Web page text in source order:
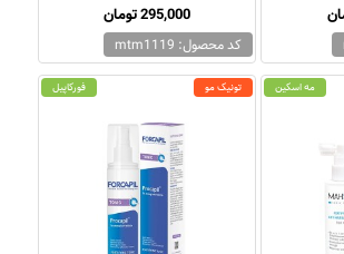
کد محصول: mtm1119
295,000 تومان
مه اسکین تونیک مو فورکاپیل